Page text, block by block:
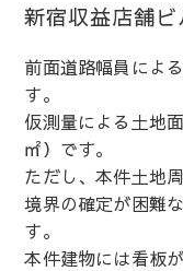
新宿収益店舗ビ
前面道路幅員によ
す。
仮測量による土地
㎡）です。
ただし、本件土地
境界の確定が困難
す。
本件建物には看板